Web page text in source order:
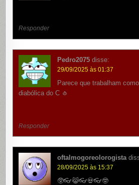
Responder
Pedro2075 disse:
29/09/2025 às 01:37
Parece que trabalham
diabólica do C 🧄
Responder
oftalmogoreolorogista
28/09/2025 às 15:37
🥸👓😹👓💀👓🤓